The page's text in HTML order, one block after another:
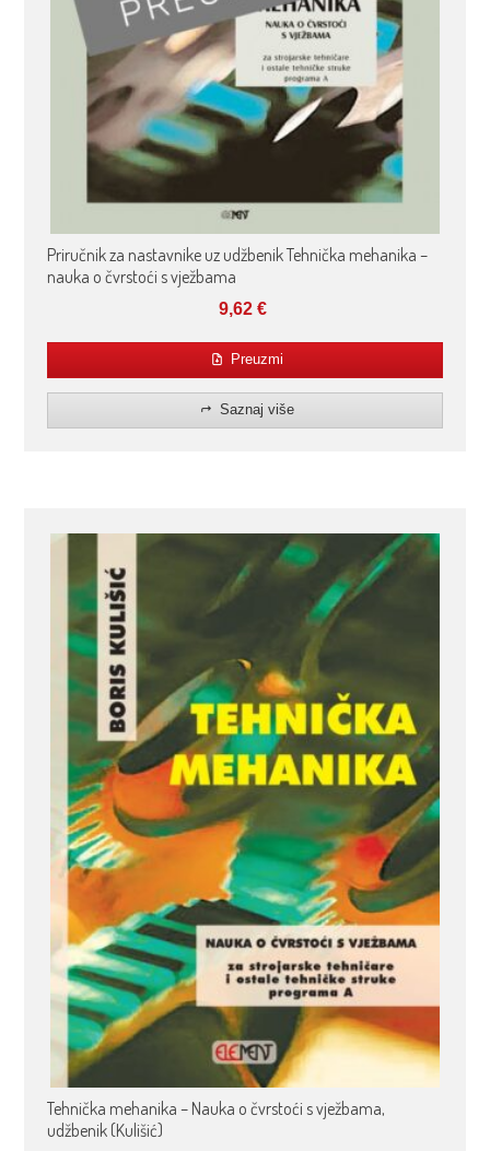
Priručnik za nastavnike uz udžbenik Tehnička mehanika –
nauka o čvrstoći s vježbama
9,62€
Preuzmi
Saznaj više
Tehnička mehanika – Nauka o čvrstoći s vježbama,
udžbenik (Kulišić)